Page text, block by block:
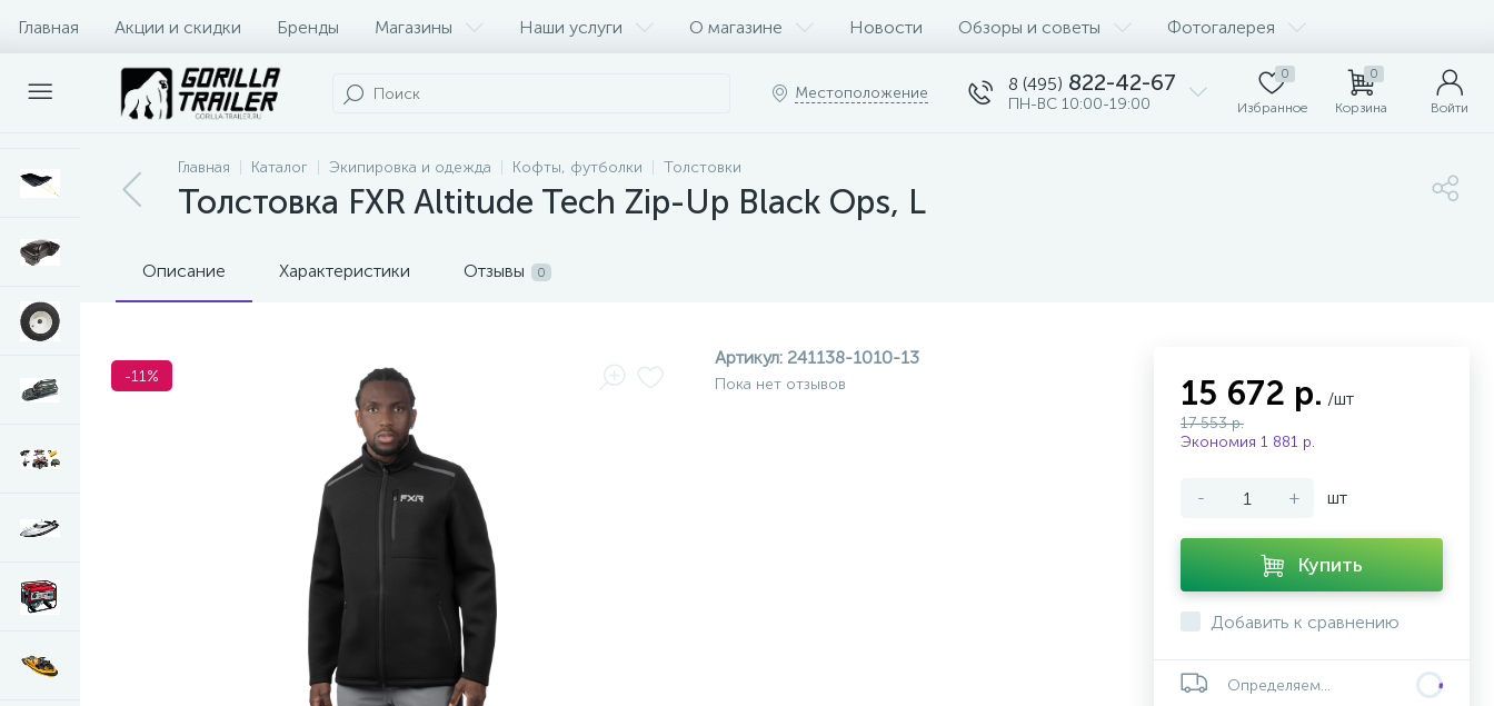
Главная Акции и скидки Бренды Магазины Наши услуги О магазине Новости Обзоры и советы Фотогалерея
Оплата и доставка Контакты
Местоположение 8 (495) 822-42-67
ПН-ВС 10:00-19:00
0
Избранное
0
Корзина Войти
Главная Каталог Экипировка и одежда Кофты, футболки Толстовки
Толстовка FXR Altitude Tech Zip-Up Black Ops, L
Описание Характеристики Отзывы 0
-11%
Артикул: 241138-1010-13
Пока нет отзывов 15 672 р. /шт
17 553 р.
Экономия 1 881 р.
- + шт
Купить
Добавить к сравнению
Определяем...